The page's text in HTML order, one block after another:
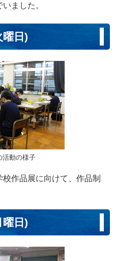
ました。
曜日)
活動の様子
作品展に向けて、作品制
曜日)